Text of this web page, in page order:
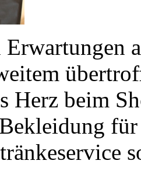
Erwartungen
Herz beim